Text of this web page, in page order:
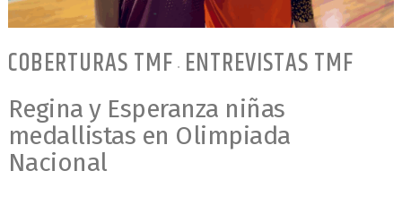
COBERTURAS TMF • ENTREVISTAS TMF
Regina y Esperanza niñas
medallistas en Olimpiada
Nacional